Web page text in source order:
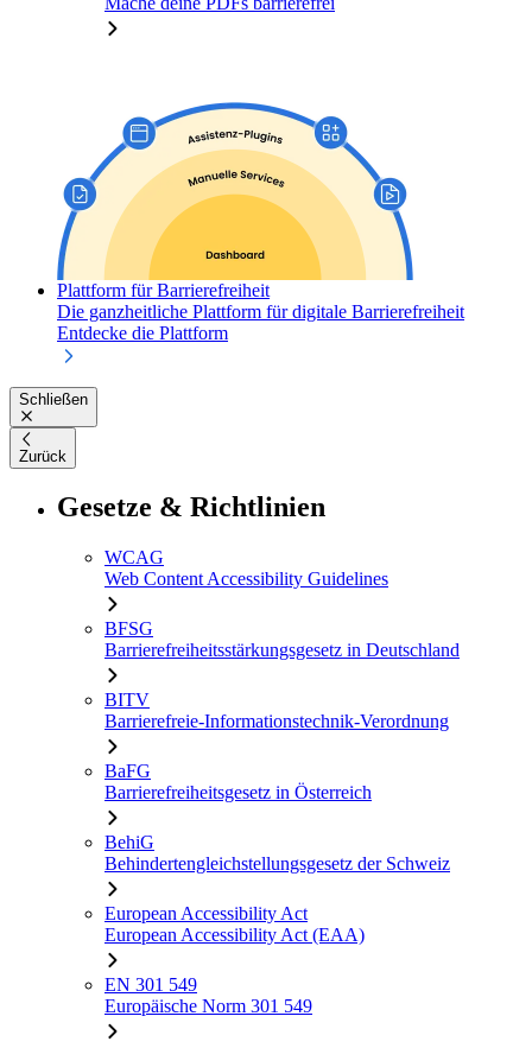
Plattform für Barrierefreiheit
Die ganzheitliche Plattform für digitale Barrierefreiheit
Entdecke die Plattform
Schließen
Zurück
Gesetze & Richtlinien
WCAG
Web Content Accessibility Guidelines
BFSG
Barrierefreiheitsstärkungsgesetz in Deutschland
BITV
Barrierefreie-Informationstechnik-Verordnung
BaFG
Barrierefreiheitsgesetz in Österreich
BehiG
Behindertengleichstellungsgesetz der Schweiz
European Accessibility Act
European Accessibility Act (EAA)
EN 301 549
Europäische Norm 301 549